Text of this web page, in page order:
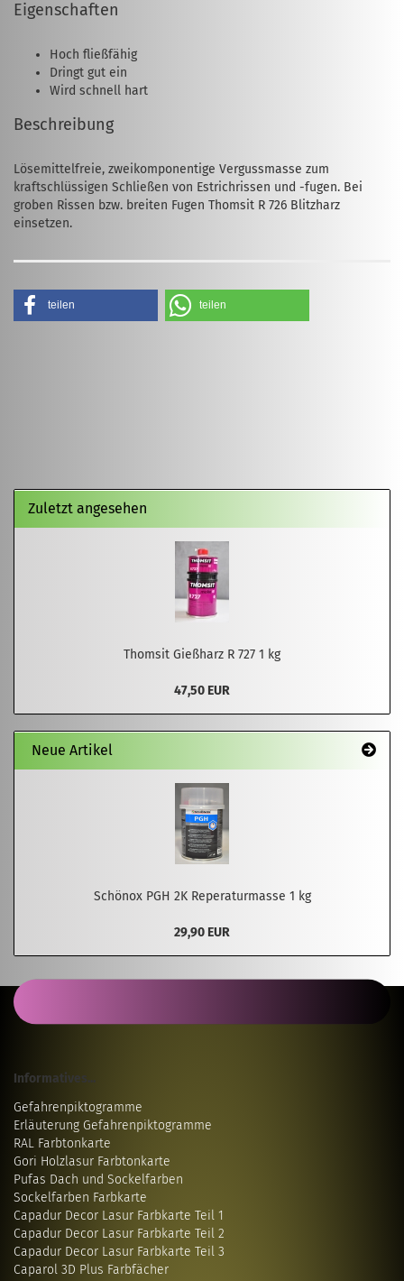
Eigenschaften
Hoch fließfähig
Dringt gut ein
Wird schnell hart
Beschreibung
Lösemittelfreie, zweikomponentige Vergussmasse zum
kraftschlüssigen Schließen von Estrichrissen und -fugen. Bei
groben Rissen bzw. breiten Fugen Thomsit R 726 Blitzharz
einsetzen.
teilen teilen
Zuletzt angesehen
Thomsit Gießharz R 727 1 kg
47,50 EUR
Neue Artikel
Schönox PGH 2K Reperaturmasse 1 kg
29,90 EUR
Informatives...
Gefahrenpiktogramme
Erläuterung Gefahrenpiktogramme
RAL Farbtonkarte
Gori Holzlasur Farbtonkarte
Pufas Dach und Sockelfarben
Sockelfarben Farbkarte
Capadur Decor Lasur Farbkarte Teil 1
Capadur Decor Lasur Farbkarte Teil 2
Capadur Decor Lasur Farbkarte Teil 3
Caparol 3D Plus Farbfächer